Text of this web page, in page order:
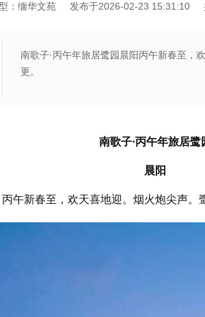
：缅华文苑 发布于2026-02-23 15:31:10
南歌子·丙午年旅居鹭园晨阳丙午新春至，
更。
南歌子·丙午年旅居鹭
晨阳
丙午新春至，欢天喜地迎。烟火炮尖声。